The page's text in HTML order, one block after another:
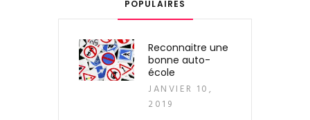
POPULAIRES
Reconnaitre une
bonne auto-
école
JANVIER 10,
2019